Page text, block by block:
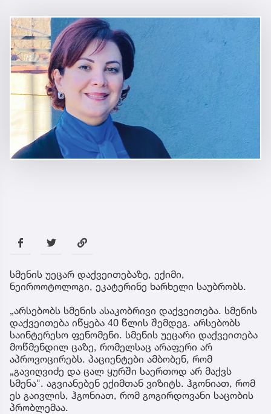
სმენის უეცარ დაქვეითებაზე, ექიმი,
ნეიროოტოლოგი, ეკატერინე ხარხელი საუბრობს.
„არსებობს სმენის ასაკობრივი დაქვეითება. სმენის
დაქვეითება იწყება 40 წლის შემდეგ. არსებობს
საინტერესო ფენომენი. სმენის უეცარი დაქვეითება
მოწმენდილ ცაზე, რომელსაც არაფერი არ
აპროვოცირებს. პაციენტები ამბობენ, რომ
„გავიღვიძე და ცალ ყურში საერთოდ არ მაქვს
სმენა". აგვიანებენ ექიმთან ვიზიტს. ჰგონიათ, რომ
ეს გაივლის, ჰგონიათ, რომ გოგირდოვანი საცობის
პრობლემაა.